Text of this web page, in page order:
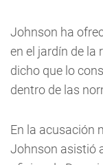
Johnson ha
en el jardín de la
dicho que lo
dentro de las
En la acusación
Johnson asistió